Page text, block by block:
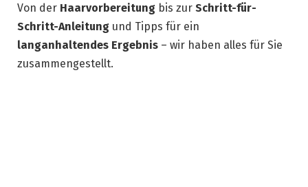
Von der Haarvorbereitung bis zur Schritt-für-
Schritt-Anleitung und Tipps für ein
langanhaltendes Ergebnis – wir haben alles für Sie
zusammengestellt.